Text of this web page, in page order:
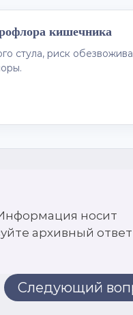
кишечника
стула, риск
носит
архивный
Следующий